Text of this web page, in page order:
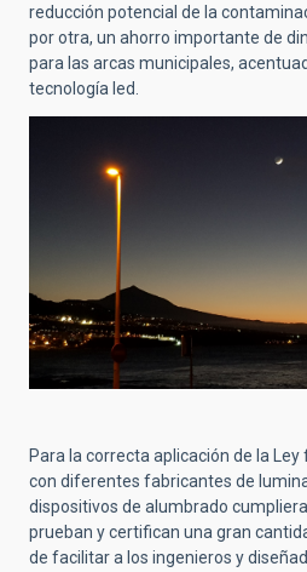
reducción potencial de la
por otra, un ahorro importante de
para las arcas municipales,
tecnología led.
Para la correcta aplicación de la
con diferentes fabricantes de
dispositivos de alumbrado
prueban y certifican una gran
de facilitar a los ingenieros y